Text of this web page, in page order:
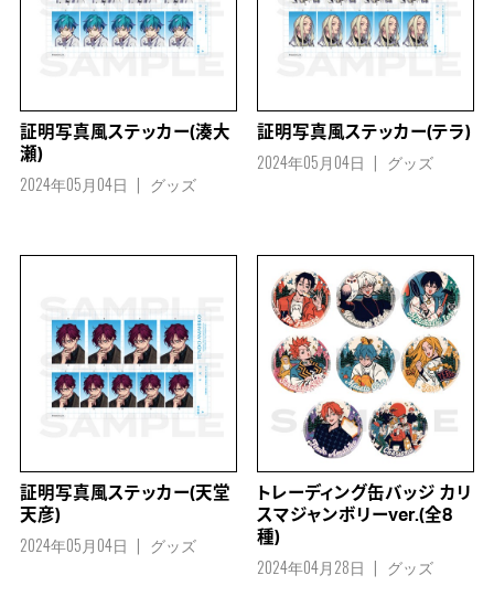
証明写真風ステッカー(湊大
瀬)
2024年05月04日 グッズ
証明写真風ステッカー(テラ)
2024年05月04日 グッズ
証明写真風ステッカー(天堂
天彦)
2024年05月04日 グッズ
トレーディング缶バッジ カリ
スマジャンボリーver.(全8
種)
2024年04月28日 グッズ